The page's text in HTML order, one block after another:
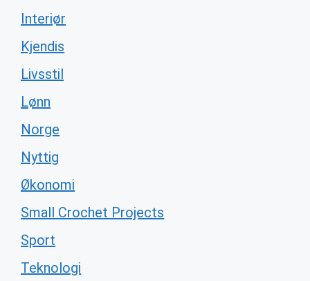
Interiør
Kjendis
Livsstil
Lønn
Norge
Nyttig
Økonomi
Small Crochet Projects
Sport
Teknologi